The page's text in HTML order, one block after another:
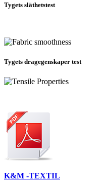
Tygets släthetstest
Tygets dragegenskaper test
K&M -TEXTIL